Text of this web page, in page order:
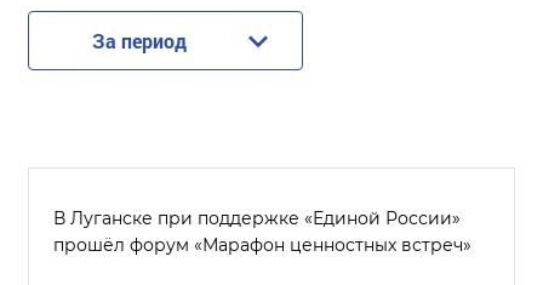
За период
В Луганске при поддержке «Единой России»
прошёл форум «Марафон ценностных встреч»